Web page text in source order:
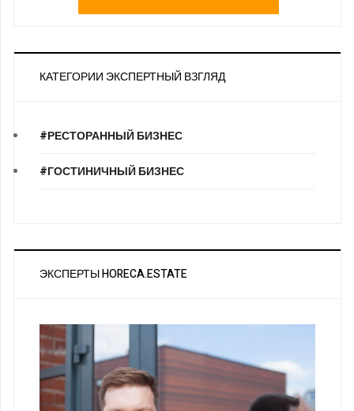
КАТЕГОРИИ ЭКСПЕРТНЫЙ ВЗГЛЯД
#РЕСТОРАННЫЙ БИЗНЕС
#ГОСТИНИЧНЫЙ БИЗНЕС
ЭКСПЕРТЫ HORECA.ESTATE